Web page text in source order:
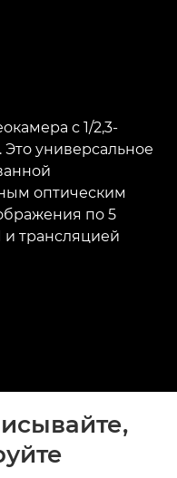
с 1/2,3-
универсальное
оптическим
по 5
и трансляцией